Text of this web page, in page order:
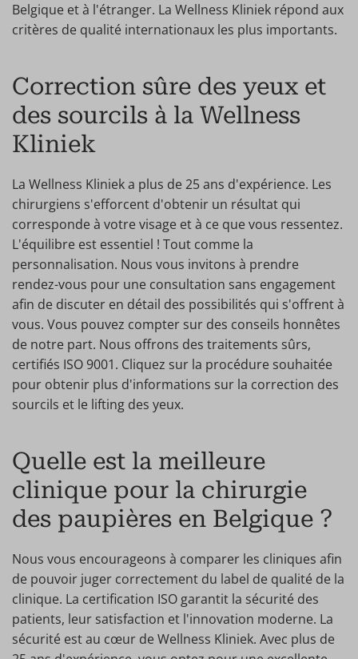
Belgique et à l'étranger. La Wellness Kliniek répond aux
critères de qualité internationaux les plus importants.
Correction sûre des yeux et
des sourcils à la Wellness
Kliniek
La Wellness Kliniek a plus de 25 ans d'expérience. Les
chirurgiens s'efforcent d'obtenir un résultat qui
corresponde à votre visage et à ce que vous ressentez.
L'équilibre est essentiel ! Tout comme la
personnalisation. Nous vous invitons à prendre
rendez-vous pour une consultation sans engagement
afin de discuter en détail des possibilités qui s'offrent à
vous. Vous pouvez compter sur des conseils honnêtes
de notre part. Nous offrons des traitements sûrs,
certifiés ISO 9001. Cliquez sur la procédure souhaitée
pour obtenir plus d'informations sur la correction des
sourcils et le lifting des yeux.
Quelle est la meilleure
clinique pour la chirurgie
des paupières en Belgique ?
Nous vous encourageons à comparer les cliniques afin
de pouvoir juger correctement du label de qualité de la
clinique. La certification ISO garantit la sécurité des
patients, leur satisfaction et l'innovation moderne. La
sécurité est au cœur de Wellness Kliniek. Avec plus de